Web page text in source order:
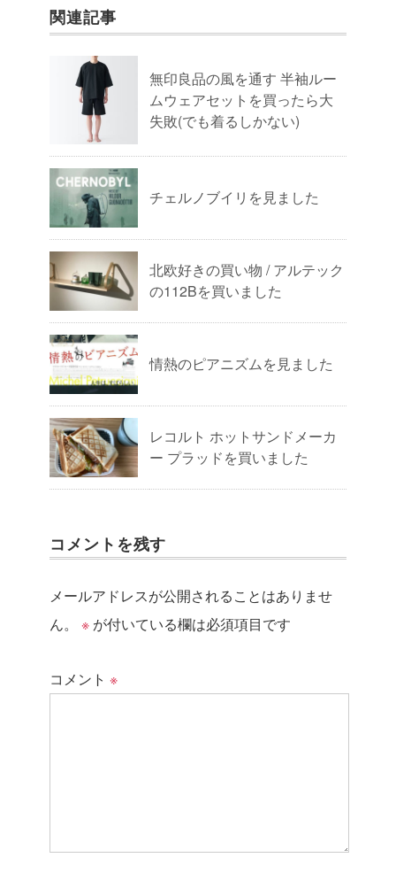
関連記事
無印良品の風を通す 半袖ルー
ムウェアセットを買ったら大
失敗(でも着るしかない)
チェルノブイリを見ました
北欧好きの買い物 / アルテック
の112Bを買いました
情熱のピアニズムを見ました
レコルト ホットサンドメーカ
ー プラッドを買いました
コメントを残す
メールアドレスが公開されることはありませ
ん。
※ が付いている欄は必須項目です
コメント ※